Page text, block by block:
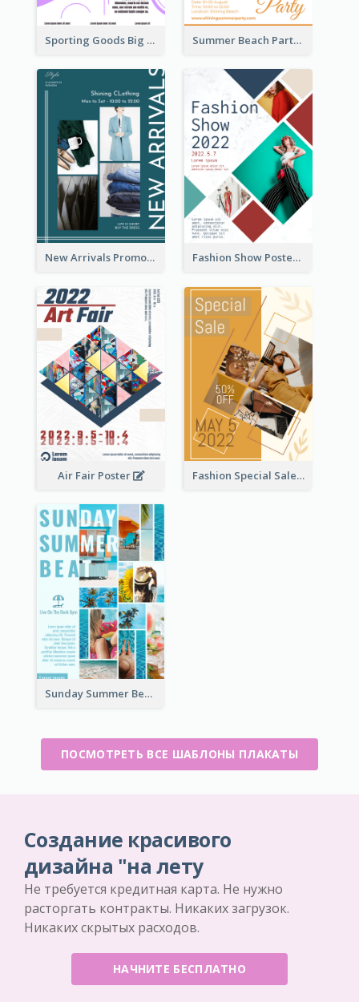
Sporting Goods Big Sale Poster Summer Beach Party Poster
New Arrivals Promotion Poster Fashion Show Poster
Air Fair Poster Fashion Special Sale Poster
Sunday Summer Beat Poster
ПОСМОТРЕТЬ ВСЕ ШАБЛОНЫ ПЛАКАТЫ
Создание красивого
дизайна "на лету
Не требуется кредитная карта. Не нужно
расторгать контракты. Никаких загрузок.
Никаких скрытых расходов.
НАЧНИТЕ БЕСПЛАТНО